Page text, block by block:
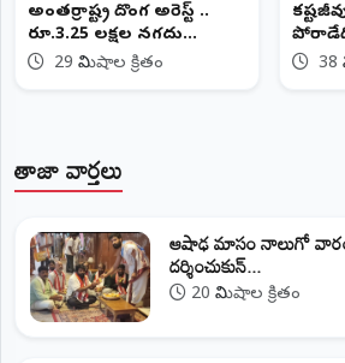
అంతర్రాష్ట్ర దొంగ అరెస్ట్ ..
రూ.3.25 లక్షల నగదు
స్వాధీనం
29 నిమిషాల క్రితం
పోరాడేది
38
తాజా వార్తలు
ఆషాఢ మాసం నాలుగో
దర్శించుకున్...
20 నిమిషాల క్రితం